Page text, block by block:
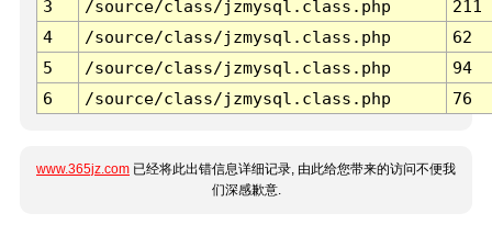
3 /source/class/jzmysql.class.php
211
4
/source/class/jzmysql.class.php
62
5
/source/class/jzmysql.class.php
94
6
/source/class/jzmysql.class.php 76
www.365jz.com 已经将此出错信息详细记录, 由此给您带来的访问不便我
们深感歉意.